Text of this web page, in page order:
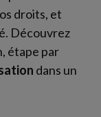
droits, et
Découvrez
étape par
dans un